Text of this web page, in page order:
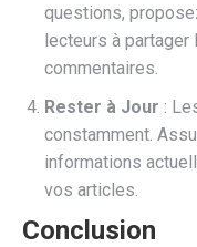
questions,
lecteurs à
commentaires.
Rester à Jour :
constamment.
informations
vos articles.
Conclusion